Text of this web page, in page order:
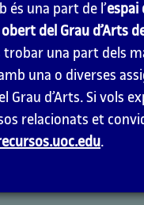
Field
és una part de l’espai
del Grau d’Arts
trobar una part dels
una o diverses
Grau d’Arts. Si vols
relacionats et
.